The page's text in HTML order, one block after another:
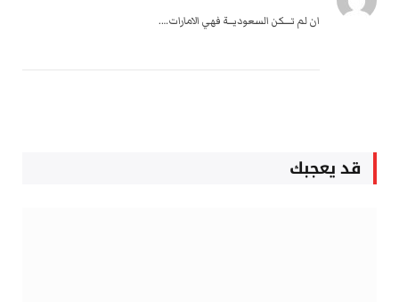
ان لم تــــكن السعوديـــة فهي الامارات….
قد يعجبك